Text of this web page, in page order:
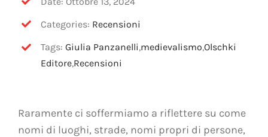
Categories: Recensioni
Tags:Giulia Panzanelli,medievalismo,Olschki
Editore,Recensioni
Raramente ci soffermiamo a riflettere su come
nomi di luoghi, strade, nomi propri di persone,